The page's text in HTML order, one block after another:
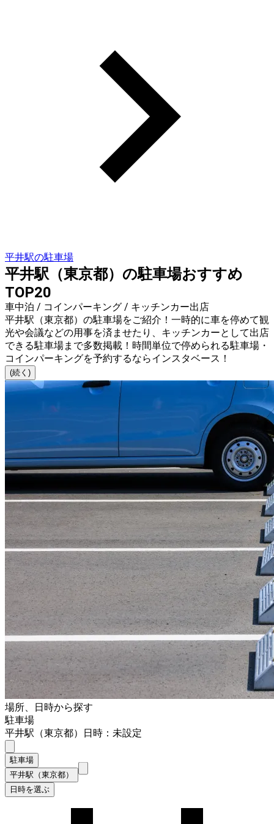
平井駅の駐車場
平井駅（東京都）の駐車場おすすめ
TOP20
車中泊 / コインパーキング / キッチンカー出店
平井駅（東京都）の駐車場をご紹介！一時的に車を停めて観
光や会議などの用事を済ませたり、キッチンカーとして出店
できる駐車場まで多数掲載！時間単位で停められる駐車場・
コインパーキングを予約するならインスタベース！
(続く)
場所、日時から探す
駐車場
平井駅（東京都）
日時：未設定
駐車場
平井駅（東京都）
日時を選ぶ